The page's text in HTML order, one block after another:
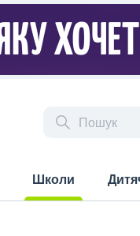
Школи